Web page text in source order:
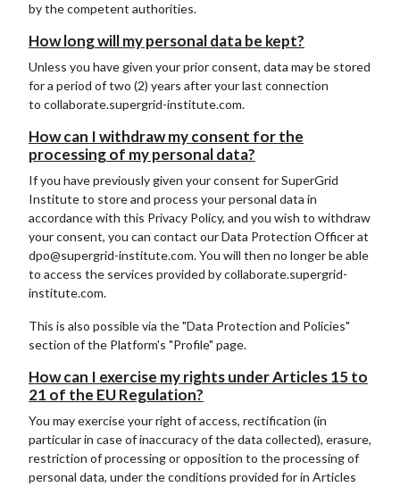
by the competent authorities.
How long will my personal data be kept?
Unless you have given your prior consent, data may be stored
for a period of two (2) years after your last connection
to collaborate.supergrid-institute.com.
How can I withdraw my consent for the
processing of my personal data?
If you have previously given your consent for SuperGrid
Institute to store and process your personal data in
accordance with this Privacy Policy, and you wish to withdraw
your consent, you can contact our Data Protection Officer at
dpo@supergrid-institute.com. You will then no longer be able
to access the services provided bycollaborate.supergrid-
institute.com.
This is also possible via the "Data Protection and Policies"
section of the Platform's "Profile" page.
How can I exercise my rights under Articles 15 to
21 of the EU Regulation?
You may exercise your right of access, rectification (in
particular in case of inaccuracy of the data collected), erasure,
restriction of processing or opposition to the processing of
personal data, under the conditions provided for in Articles